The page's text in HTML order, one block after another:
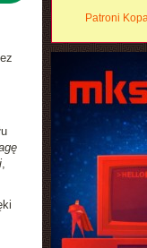
,
Patroni